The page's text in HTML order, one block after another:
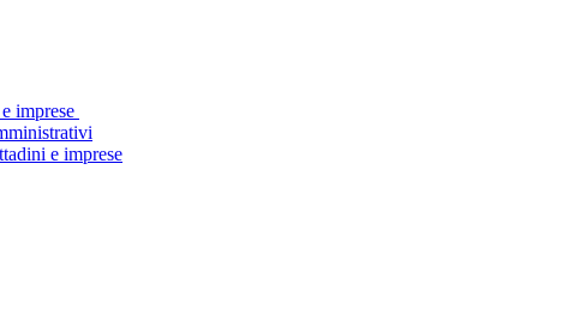
imprese
e imprese